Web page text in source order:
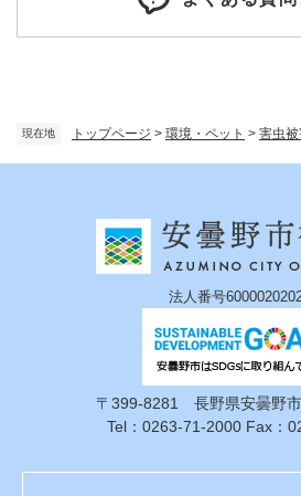
現在地 トップページ > 環境・ペット > 害虫
法人番号
〒399-8281 長野県安曇野
Tel：0263-71-2000 Fax：